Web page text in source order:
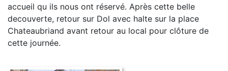
accueil qu ils nous ont réservé. Après cette belle
decouverte, retour sur Dol avec halte sur la place
Chateaubriand avant retour au local pour clôture de
cette journée.